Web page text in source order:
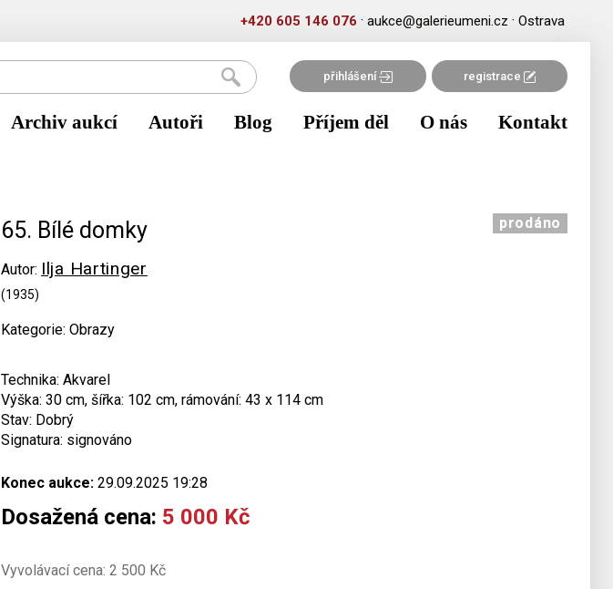
+420 605 146 076 · aukce@galerieumeni.cz · Ostrava
přihlášení registrace
Archiv aukcí Autoři Blog Příjem děl O nás Kontakt
65. Bílé domky
Autor: Ilja Hartinger
(1935)
Kategorie: Obrazy
prodáno
Technika: Akvarel
Výška: 30 cm, šířka: 102 cm, rámování: 43 x 114 cm
Stav: Dobrý
Signatura: signováno
Konec aukce: 29.09.2025 19:28
Dosažená cena: 5 000 Kč
Vyvolávací cena: 2 500 Kč